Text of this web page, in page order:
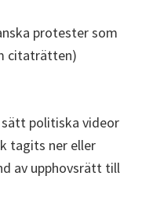
protester som
citaträtten)
sätt politiska videor
tagits ner eller
av upphovsrätt till